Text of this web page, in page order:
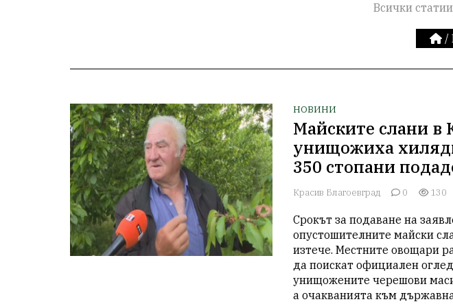
Всички
/
НОВИНИ
Майските слани в
унищожиха
350 стопани
Красив Благоевград 0 130
Срокът за подаване на
опустошителните майски
изтече. Местните овощари
да поискат официален
унищожените черешови
а очакванията към